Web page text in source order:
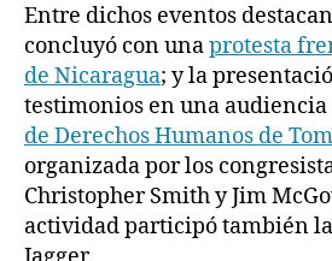
Entre dichos eventos
concluyó con unaprotesta
de Nicaragua; y la
testimonios en una audiencia
de Derechos Humanos de
organizada por los
Christopher Smith y Jim
actividad participó también